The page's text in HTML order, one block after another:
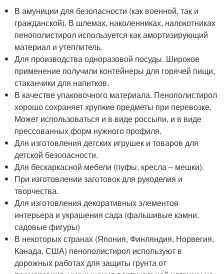
В амуниции для безопасности (как военной, так и
гражданской). В шлемах, наколенниках, налокотниках
пенополистирол используется как амортизирующий
материал и утеплитель.
Для производства одноразовой посуды. Широкое
применение получили контейнеры для горячей пищи,
стаканчики для напитков.
В качестве упаковочного материала. Пенополистирол
хорошо сохраняет хрупкие предметы при перевозке.
Может использоваться и в виде россыпи, и в виде
прессованных форм нужного профиля.
Для изготовления детских игрушек и товаров для
детской безопасности.
Для бескаркасной мебели (пуфы, кресла – мешки).
При изготовлении заготовок для рукоделия и
творчества.
Для изготовления декоративных элементов
интерьера и украшения сада (фальшивые камни,
садовые фигуры)
В некоторых странах (Япония, Финляндия, Норвегия,
Канада, США) пенополистирол используют в
дорожных работах для защиты грунта от